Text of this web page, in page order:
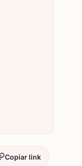
Copiar link